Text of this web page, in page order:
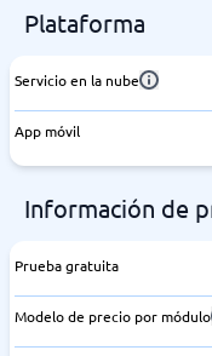
Plataforma
Servicio en la nube
App móvil
Información de
Prueba gratuita
Modelo de precio por módulo